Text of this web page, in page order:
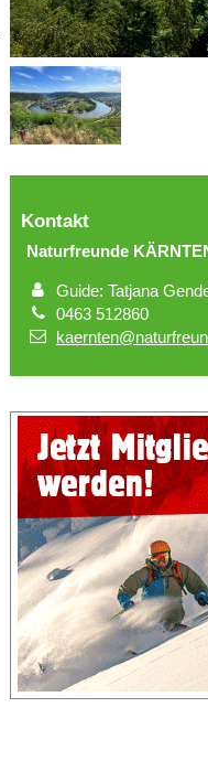
Kontakt
Naturfreunde
Guide: Tatjana
0463 512860